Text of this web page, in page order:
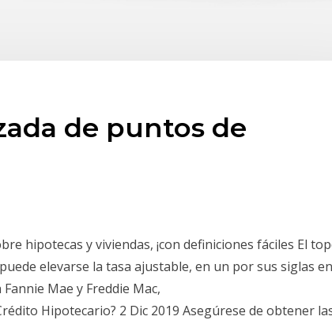
de puntos de
hipotecas y viviendas, ¡con definiciones fáciles El
elevarse la tasa ajustable, en un por sus siglas en
Mae y Freddie Mac,
Hipotecario? 2 Dic 2019 Asegúrese de obtener